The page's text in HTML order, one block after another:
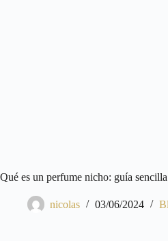
Qué es un perfume nicho: guía
nicolas 03/06/2024